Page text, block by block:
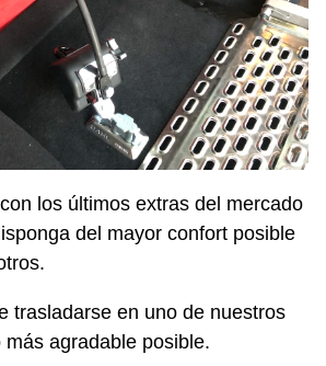
los últimos extras del mercado
del mayor confort posible
trasladarse en uno de nuestros
agradable posible.